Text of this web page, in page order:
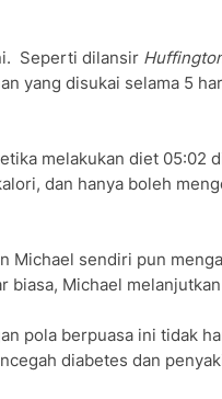
Seperti dilansir
yang disukai selama 5
melakukan diet 05:02
dan hanya boleh
Michael sendiri pun
biasa, Michael
pola berpuasa ini tidak
diabetes dan